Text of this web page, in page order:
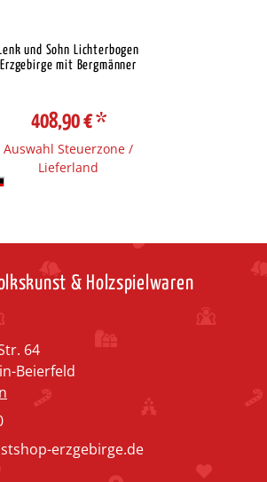
Lenk und Sohn Lichterbogen
Erzgebirge mit Bergmänner
408,90 €*
Auswahl Steuerzone /
Lieferland
& Holzspielwaren
64
Beierfeld
erzgebirge.de